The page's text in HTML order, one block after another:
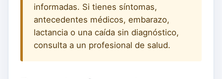
informadas. Si tienes síntomas,
antecedentes médicos, embarazo,
lactancia o una caída sin diagnóstico,
consulta a un profesional de salud.